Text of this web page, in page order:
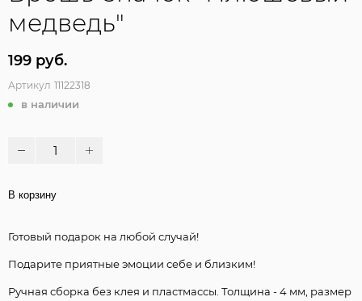
медведь"
199 руб.
Артикул 11122318
в наличии
В корзину
Готовый подарок на любой случай!
Подарите приятные эмоции себе и близким!
Ручная сборка без клея и пластмассы. Толщина - 4 мм, размер